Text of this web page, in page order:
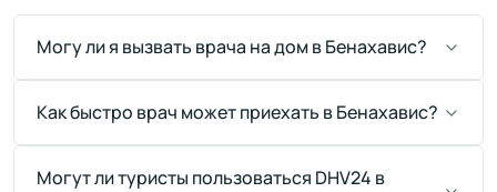
Могу ли я вызвать врача на дом в Бенахавис?
Как быстро врач может приехать в Бенахавис?
Могут ли туристы пользоваться DHV24 в